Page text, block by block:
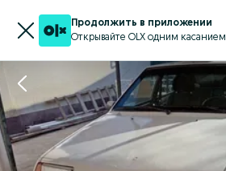
Продолжить в приложении
Открывайте OLX одним касанием